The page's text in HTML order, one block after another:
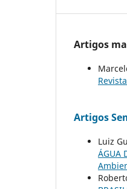
Artigos
Artigos
Luiz
ÁGUA